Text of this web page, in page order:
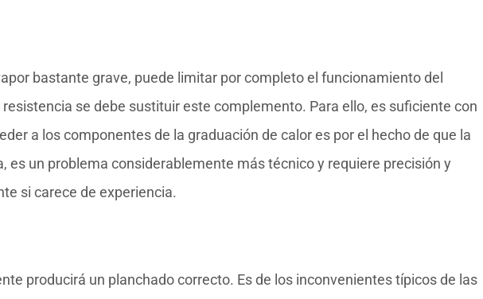
bastante grave, puede limitar por completo el funcionamiento del
se debe sustituir este complemento. Para ello, es suficiente con
a los componentes de la graduación de calor es por el hecho de que la
es un problema considerablemente más técnico y requiere precisión y
si carece de experiencia.
producirá un planchado correcto. Es de los inconvenientes típicos de las